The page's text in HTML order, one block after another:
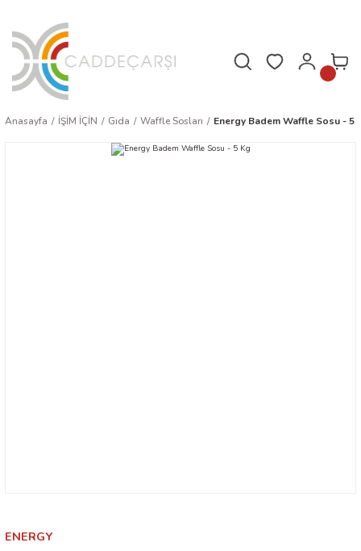
Anasayfa İŞİM İÇİN Gıda Waffle Sosları Energy Badem Waffle Sosu - 5
ENERGY